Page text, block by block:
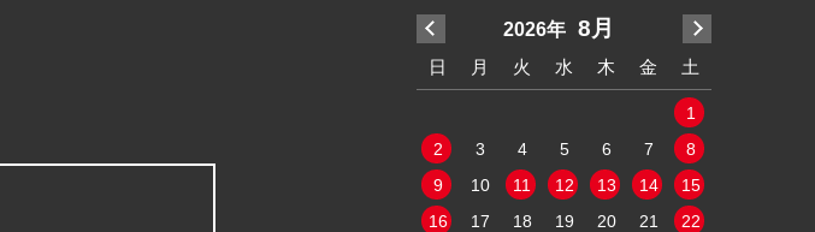
2026年 8月
日 月 火 水 木 金 土
1
2
3 4 5 6 7
8
9
10 11 12 13 14
15
16
17 18 19 20 21 22